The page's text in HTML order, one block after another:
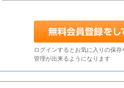
ログインするとお気に入りの保
管理が出来るようになります